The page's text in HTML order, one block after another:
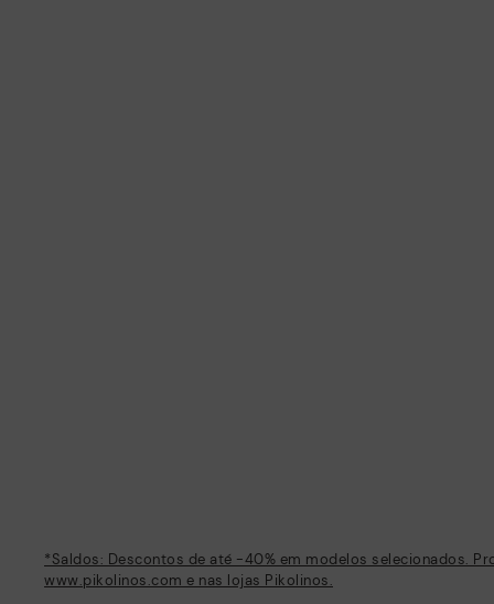
*Saldos: Descontos de até -40% em modelos selecionados.
www.pikolinos.com e nas lojas Pikolinos.